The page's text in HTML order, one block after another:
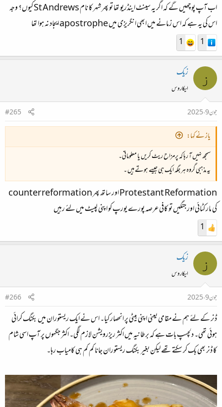
اب آپ پوچھیں گے کہ اگر یہ سینٹ اینڈریو تھا تو پھر شہر کا نام St Andrews کیوں؟ وجہ
اس کی یہ ہے کہ اس زمانے میں ابھی انگریزی میں apostrophe ایجاد نہ ہوا تھا
1
1
ز زیک
ایکاروس
جون 9، 2025
#265
یاز نے کہا:
سمجھ نہیں آ رہا کہ پرمزاح ریٹ کریں یا معلوماتی۔
یہ مذہبی گروہ ہر جگہ ایک ہی جیسے ہوتے ہیں ۔
Protestant Reformation اور ساتھ پھر counter reformation
کی مار کٹائی اور جنگیں تو کافی عرصہ پورے یورپ کو اپنی لپیٹ میں لئے رہیں
1
ز زیک
ایکاروس
جون 9، 2025
#266
ڈنر کے لئے ہم نے مقامی یعنی اپنی بیٹی پر انحصار کیا۔ اس نے ایک ریستوران میں بکنگ کرائی
ہوئی تھی۔ دلچسپ بات ہے کہ برطانیہ میں اکثر ریزرویشن لازم لگی۔ اکثر جگہوں پر آپ اسی شام
کا ڈنر بھی بک کر سکتے تھے لیکن بغیر بکنگ ریستوران جانا کم کم ہی کامیاب رہا۔